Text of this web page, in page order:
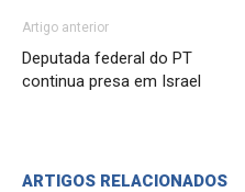
Artigo anterior
Deputada federal do PT
continua presa em Israel
ARTIGOS RELACIONADOS